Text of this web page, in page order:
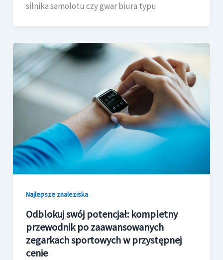
silnika samolotu czy gwar biura typu
Najlepsze znaleziska
Odblokuj swój potencjał: kompletny
przewodnik po zaawansowanych
zegarkach sportowych w przystępnej
cenie